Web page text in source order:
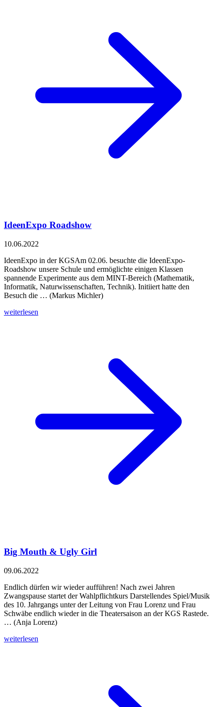
IdeenExpo Roadshow
10.06.2022
IdeenExpo in der KGSAm 02.06. besuchte die IdeenExpo-
Roadshow unsere Schule und ermöglichte einigen Klassen
spannende Experimente aus dem MINT-Bereich (Mathematik,
Informatik, Naturwissenschaften, Technik). Initiiert hatte den
Besuch die … (Markus Michler)
weiterlesen
Big Mouth & Ugly Girl
09.06.2022
Endlich dürfen wir wieder aufführen! Nach zwei Jahren
Zwangspause startet der Wahlpflichtkurs Darstellendes Spiel/Musik
des 10. Jahrgangs unter der Leitung von Frau Lorenz und Frau
Schwäbe endlich wieder in die Theatersaison an der KGS Rastede.
… (Anja Lorenz)
weiterlesen